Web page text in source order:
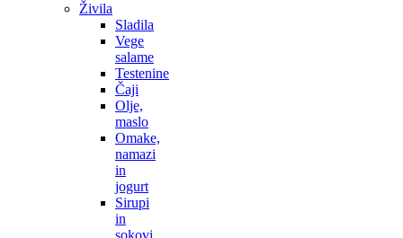
Živila
Sladila
Vege
salame
Testenine
Čaji
Olje,
maslo
Omake,
namazi
in
jogurt
Sirupi
in
sokovi